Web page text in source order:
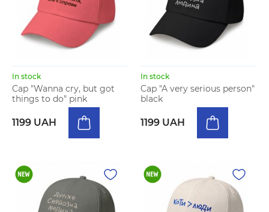
In stock
Cap "Wanna cry, but got
things to do" pink
1199 UAH
In stock
Cap "A very serious person"
black
1199 UAH